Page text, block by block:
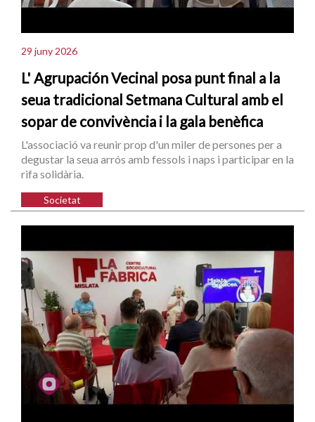
29 juny 2026
L' Agrupación Vecinal posa punt final a la
seua tradicional Setmana Cultural amb el
sopar de convivència i la gala benèfica
L'associació va reunir prop d'un miler de persones per a
degustar la seua arrós amb fessols i naps i participar en la
rifa solidària.
Societat